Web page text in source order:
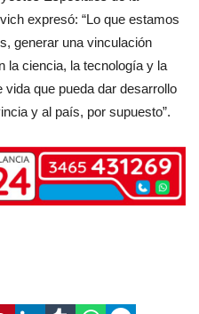
expresó: “Lo que estamos
generar una vinculación
la ciencia, la tecnología y la
que pueda dar desarrollo
y al país, por supuesto”.